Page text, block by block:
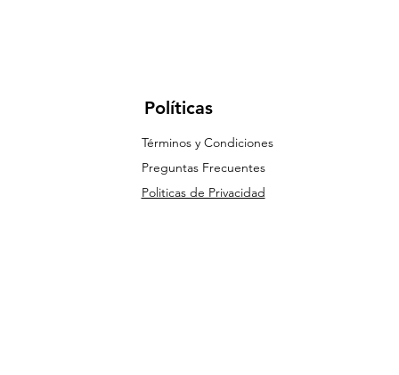
Políticas
Términos y Condiciones
Preguntas Frecuentes
Politicas de Privacidad